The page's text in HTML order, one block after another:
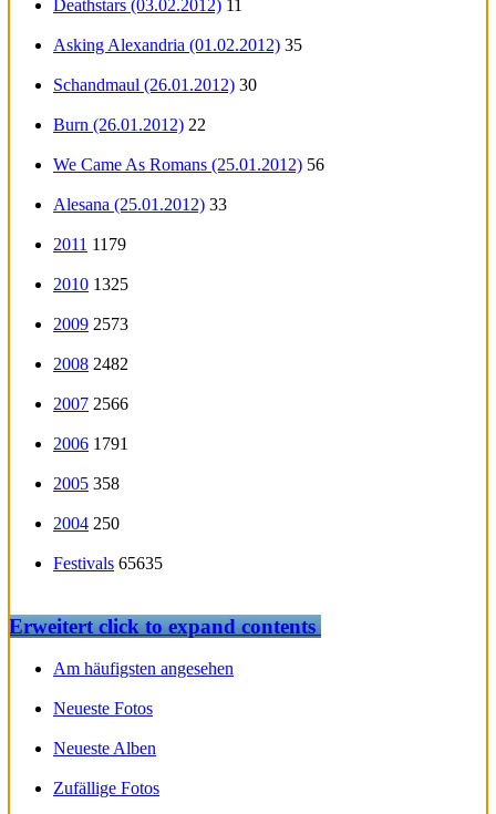
Deathstars (03.02.2012) 11
Asking Alexandria (01.02.2012) 35
Schandmaul (26.01.2012) 30
Burn (26.01.2012) 22
We Came As Romans (25.01.2012) 56
Alesana (25.01.2012) 33
2011 1179
2010 1325
2009 2573
2008 2482
2007 2566
2006 1791
2005 358
2004 250
Festivals 65635
Erweitertclick to expand contents
Am häufigsten angesehen
Neueste Fotos
Neueste Alben
Zufällige Fotos